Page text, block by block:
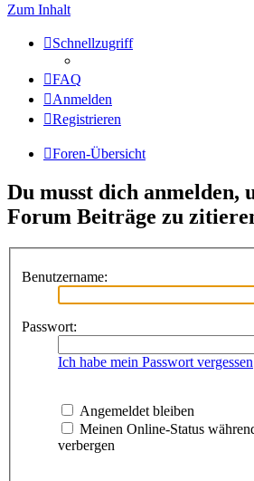
Zum Inhalt
Schnellzugriff
FAQ
Anmelden
Registrieren
Foren-Übersicht
Du musst dich anmelden,
Forum Beiträge zu
Benutzername:
Passwort:
Ich habe mein Passwort vergessen
Angemeldet bleiben
Meinen Online-Status
verbergen